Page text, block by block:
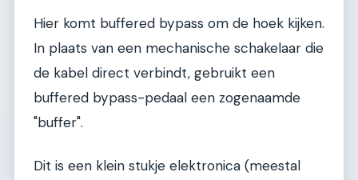
Hier komt buffered bypass om de hoek kijken.
In plaats van een mechanische schakelaar die
de kabel direct verbindt, gebruikt een
buffered bypass-pedaal een zogenaamde
"buffer".
Dit is een klein stukje elektronica (meestal